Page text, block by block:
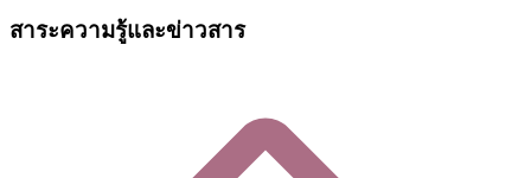
สาระความรู้และข่าวสาร